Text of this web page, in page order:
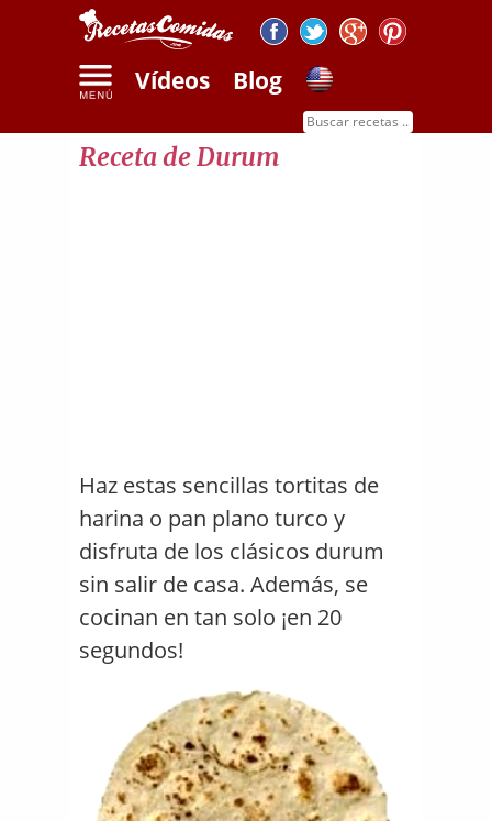
Vídeos Blog
Receta de durum
Receta de Durum
Haz estas sencillas tortitas de
harina o pan plano turco y
disfruta de los clásicos durum
sin salir de casa. Además, se
cocinan en tan solo ¡en 20
segundos!